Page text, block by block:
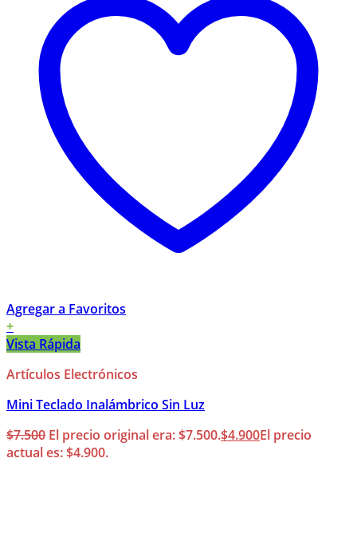
Agregar a Favoritos
+
Vista Rápida
Artículos Electrónicos
Mini Teclado Inalámbrico Sin Luz
$7.500 El precio original era: $7.500.$4.900El precio
actual es: $4.900.